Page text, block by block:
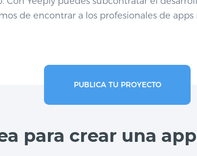
de encontrar a los profesionales de
PUBLICA TU PROYECTO
para crear una